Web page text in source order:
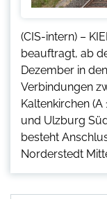
(CIS-intern) –
beauftragt, ab
Dezember in
Verbindungen
Kaltenkirchen
und Ulzburg
besteht
Norderstedt